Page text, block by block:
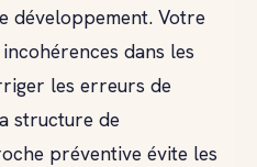
développement. Votre
dans les
les erreurs de
structure de
préventive évite les